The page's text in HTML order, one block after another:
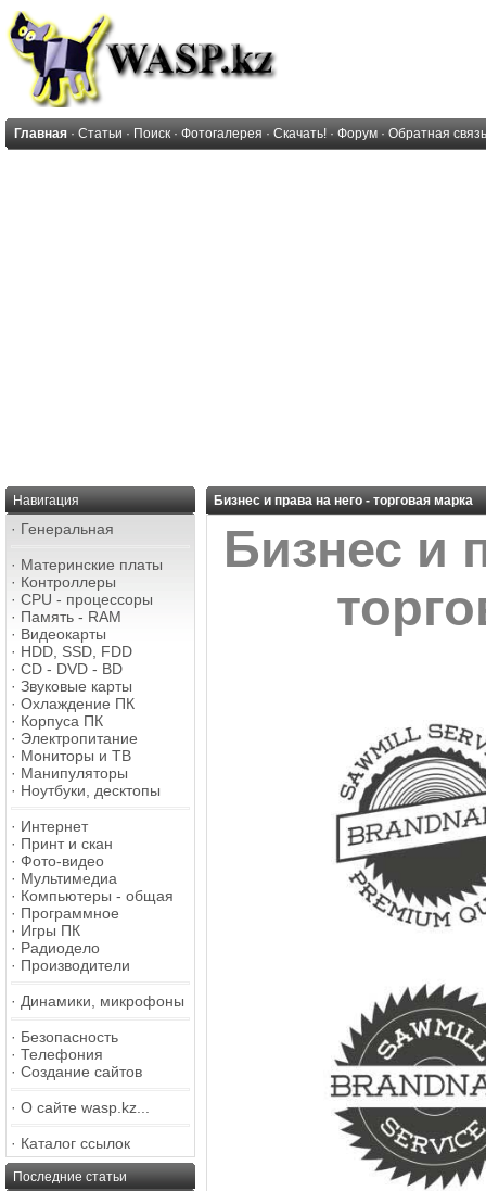
Главная · Статьи · Поиск · Фотогалерея · Скачать! · Форум · Обратная связь
Навигация
· Генеральная
· Материнские платы
· Контроллеры
· CPU - процессоры
· Память - RAM
· Видеокарты
· HDD, SSD, FDD
· CD - DVD - BD
· Звуковые карты
· Охлаждение ПК
· Корпуса ПК
· Электропитание
· Мониторы и ТВ
· Манипуляторы
· Ноутбуки, десктопы
· Интернет
· Принт и скан
· Фото-видео
· Мультимедиа
· Компьютеры - общая
· Программное
· Игры ПК
· Радиодело
· Производители
· Динамики, микрофоны
· Безопасность
· Телефония
· Создание сайтов
· О сайте wasp.kz...
· Каталог ссылок
Последние статьи
Бизнес и права на него - торговая марка
Бизнес и